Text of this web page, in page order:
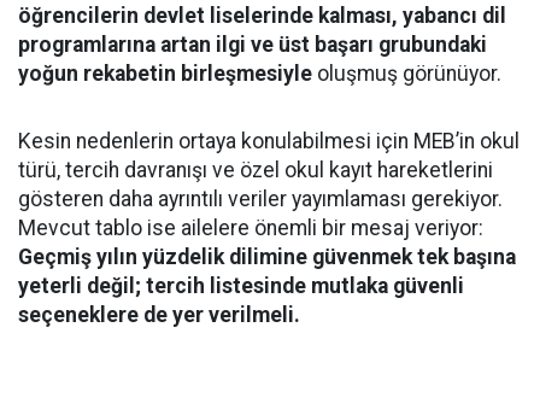
öğrencilerin devlet liselerinde kalması, yabancı dil
programlarına artan ilgi ve üst başarı grubundaki
yoğun rekabetin birleşmesiyle oluşmuş görünüyor.
Kesin nedenlerin ortaya konulabilmesi için MEB’in okul
türü, tercih davranışı ve özel okul kayıt hareketlerini
gösteren daha ayrıntılı veriler yayımlaması gerekiyor.
Mevcut tablo ise ailelere önemli bir mesaj veriyor:
Geçmiş yılın yüzdelik dilimine güvenmek tek başına
yeterli değil; tercih listesinde mutlaka güvenli
seçeneklere de yer verilmeli.